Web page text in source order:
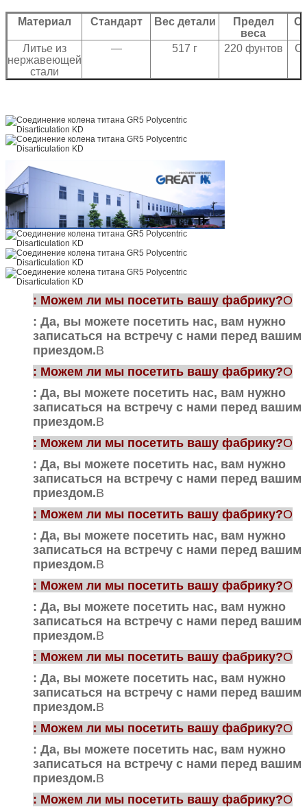
Материал Стандарт Вес детали
Предел
веса
Литье из
нержавеющей
стали
— 517 г 220 фунтов
: Можем ли мы посетить вашу фабрику?О
: Да, вы можете посетить нас, вам нужно
записаться на встречу с нами перед вашим
приездом.В
: Можем ли мы посетить вашу фабрику?О
: Да, вы можете посетить нас, вам нужно
записаться на встречу с нами перед вашим
приездом.В
: Можем ли мы посетить вашу фабрику?О
: Да, вы можете посетить нас, вам нужно
записаться на встречу с нами перед вашим
приездом.В
: Можем ли мы посетить вашу фабрику?О
: Да, вы можете посетить нас, вам нужно
записаться на встречу с нами перед вашим
приездом.В
: Можем ли мы посетить вашу фабрику?О
: Да, вы можете посетить нас, вам нужно
записаться на встречу с нами перед вашим
приездом.В
: Можем ли мы посетить вашу фабрику?О
: Да, вы можете посетить нас, вам нужно
записаться на встречу с нами перед вашим
приездом.В
: Можем ли мы посетить вашу фабрику?О
: Да, вы можете посетить нас, вам нужно
записаться на встречу с нами перед вашим
приездом.В
: Можем ли мы посетить вашу фабрику?О